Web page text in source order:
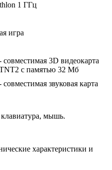
1 ГГц
игра
3D видеокарта
с памятью 32 Мб
звуковая карта
мышь.
характеристики и